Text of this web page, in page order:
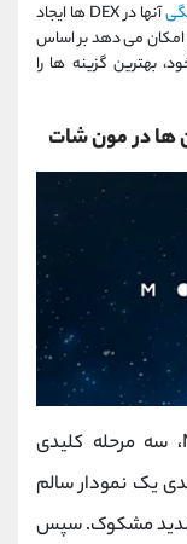
آنها در DEX ها ایجاد
امکان می‌ دهد بر اساس
بهترین گزینه‌ ها را
‌ها در مون شات
برای تحلیل دقیق پروژه‌ های Moonshot، سه مرحله کلیدی
یک نمودار سالم
شدید مشکوک. سپس